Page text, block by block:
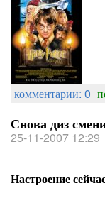
комментарии: 0
Снова диз
25-11-2007 12:29
Настроение